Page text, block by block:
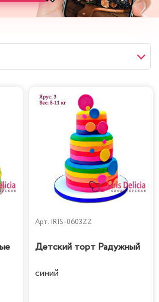
Арт. IRIS-0603ZZ
Детский торт Радужный
синий